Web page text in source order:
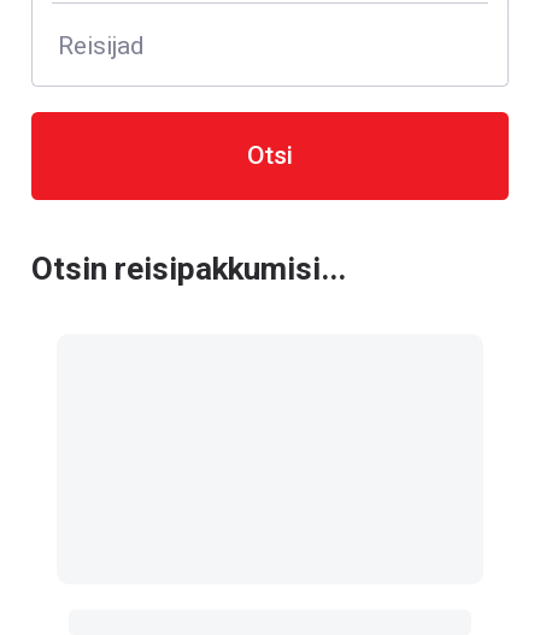
Reisijad
Otsi
Otsin reisipakkumisi...